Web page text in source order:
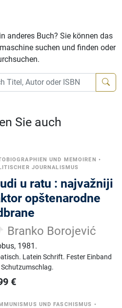
anderes Buch? Sie können das
suchen und finden oder
Sie auch
UND MEMOIREN •
JOURNALISMUS
u ratu : najvažniji
opštenarodne
Branko Borojević
, 1981.
Latein Schrift. Fester Einband
€
UND FASCHISMUS •